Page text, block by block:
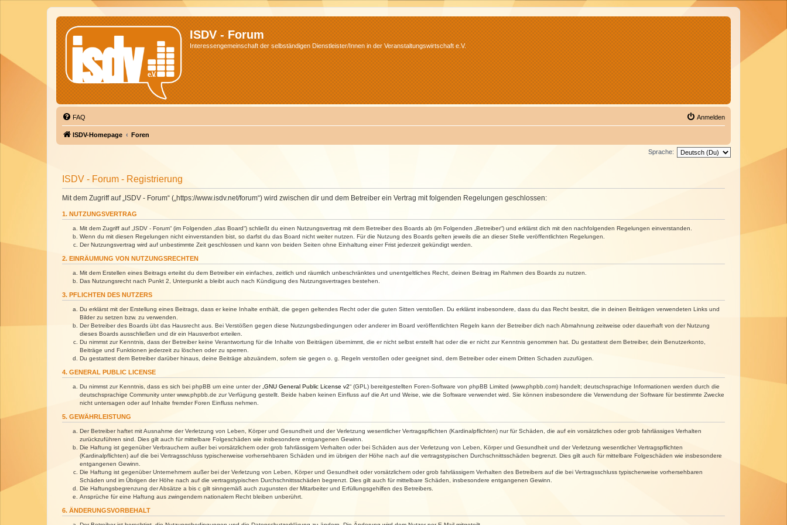
ISDV - Forum
Interessengemeinschaft der selbständigen Dienstleister/Innen in der Veranstaltungswirtschaft e.V.
FAQ Anmelden
ISDV-Homepage Foren
Sprache:
ISDV - Forum - Registrierung
Mit dem Zugriff auf „ISDV - Forum“ („https://www.isdv.net/forum“) wird zwischen dir und dem Betreiber ein Vertrag mit folgenden Regelungen geschlossen:
1. NUTZUNGSVERTRAG
Mit dem Zugriff auf „ISDV - Forum“ (im Folgenden „das Board“) schließt du einen Nutzungsvertrag mit dem Betreiber des Boards ab (im Folgenden „Betreiber“) und erklärst dich mit den nachfolgenden Regelungen einverstanden.
Wenn du mit diesen Regelungen nicht einverstanden bist, so darfst du das Board nicht weiter nutzen. Für die Nutzung des Boards gelten jeweils die an dieser Stelle veröffentlichten Regelungen.
Der Nutzungsvertrag wird auf unbestimmte Zeit geschlossen und kann von beiden Seiten ohne Einhaltung einer Frist jederzeit gekündigt werden.
2. EINRÄUMUNG VON NUTZUNGSRECHTEN
Mit dem Erstellen eines Beitrags erteilst du dem Betreiber ein einfaches, zeitlich und räumlich unbeschränktes und unentgeltliches Recht, deinen Beitrag im Rahmen des Boards zu nutzen.
Das Nutzungsrecht nach Punkt 2, Unterpunkt a bleibt auch nach Kündigung des Nutzungsvertrages bestehen.
3. PFLICHTEN DES NUTZERS
Du erklärst mit der Erstellung eines Beitrags, dass er keine Inhalte enthält, die gegen geltendes Recht oder die guten Sitten verstoßen. Du erklärst insbesondere, dass du das Recht besitzt, die in deinen Beiträgen verwendeten Links und
Bilder zu setzen bzw. zu verwenden.
Der Betreiber des Boards übt das Hausrecht aus. Bei Verstößen gegen diese Nutzungsbedingungen oder anderer im Board veröffentlichten Regeln kann der Betreiber dich nach Abmahnung zeitweise oder dauerhaft von der Nutzung
dieses Boards ausschließen und dir ein Hausverbot erteilen.
Du nimmst zur Kenntnis, dass der Betreiber keine Verantwortung für die Inhalte von Beiträgen übernimmt, die er nicht selbst erstellt hat oder die er nicht zur Kenntnis genommen hat. Du gestattest dem Betreiber, dein Benutzerkonto,
Beiträge und Funktionen jederzeit zu löschen oder zu sperren.
Du gestattest dem Betreiber darüber hinaus, deine Beiträge abzuändern, sofern sie gegen o. g. Regeln verstoßen oder geeignet sind, dem Betreiber oder einem Dritten Schaden zuzufügen.
4. GENERAL PUBLIC LICENSE
Du nimmst zur Kenntnis, dass es sich bei phpBB um eine unter der „ GNU General Public License v2“ (GPL) bereitgestellten Foren-Software von phpBB Limited (www.phpbb.com) handelt; deutschsprachige Informationen werden durch die
deutschsprachige Community unter www.phpbb.de zur Verfügung gestellt. Beide haben keinen Einfluss auf die Art und Weise, wie die Software verwendet wird. Sie können insbesondere die Verwendung der Software für bestimmte Zwecke
nicht untersagen oder auf Inhalte fremder Foren Einfluss nehmen.
5. GEWÄHRLEISTUNG
Der Betreiber haftet mit Ausnahme der Verletzung von Leben, Körper und Gesundheit und der Verletzung wesentlicher Vertragspflichten (Kardinalpflichten) nur für Schäden, die auf ein vorsätzliches oder grob fahrlässiges Verhalten
zurückzuführen sind. Dies gilt auch für mittelbare Folgeschäden wie insbesondere entgangenen Gewinn.
Die Haftung ist gegenüber Verbrauchern außer bei vorsätzlichem oder grob fahrlässigem Verhalten oder bei Schäden aus der Verletzung von Leben, Körper und Gesundheit und der Verletzung wesentlicher Vertragspflichten
(Kardinalpflichten) auf die bei Vertragsschluss typischerweise vorhersehbaren Schäden und im übrigen der Höhe nach auf die vertragstypischen Durchschnittsschäden begrenzt. Dies gilt auch für mittelbare Folgeschäden wie insbesondere
entgangenen Gewinn.
Die Haftung ist gegenüber Unternehmern außer bei der Verletzung von Leben, Körper und Gesundheit oder vorsätzlichem oder grob fahrlässigem Verhalten des Betreibers auf die bei Vertragsschluss typischerweise vorhersehbaren
Schäden und im Übrigen der Höhe nach auf die vertragstypischen Durchschnittsschäden begrenzt. Dies gilt auch für mittelbare Schäden, insbesondere entgangenen Gewinn.
Die Haftungsbegrenzung der Absätze a bis c gilt sinngemäß auch zugunsten der Mitarbeiter und Erfüllungsgehilfen des Betreibers.
Ansprüche für eine Haftung aus zwingendem nationalem Recht bleiben unberührt.
6. ÄNDERUNGSVORBEHALT